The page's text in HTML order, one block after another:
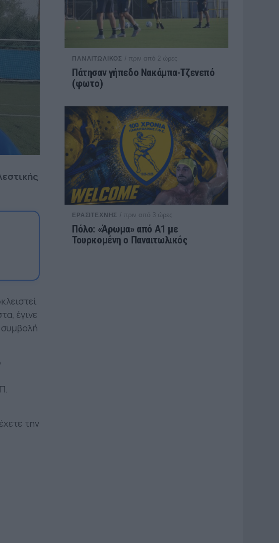
έγινε
την
ΠΑΝΑΙΤΩΛΙΚΟΣ / πριν από 2 ώρες
Πάτησαν γήπεδο Νακάμπα-Τζενεπό
(φωτο)
ΕΡΑΣΙΤΕΧΝΗΣ / πριν από 3 ώρες
Πόλο: «Άρωμα» από Α1 με
Τουρκομένη ο Παναιτωλικός